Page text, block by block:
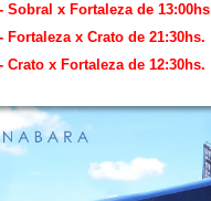
Sobral x Fortaleza de 13:00hs
Fortaleza x Crato de 21:30hs.
Crato x Fortaleza de 12:30hs.